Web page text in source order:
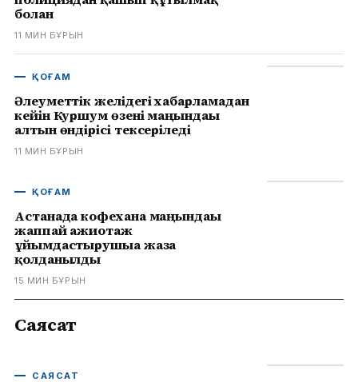
болған
11 МИН БҰРЫН
ҚОҒАМ
Әлеуметтік желідегі хабарламадан
кейін Куршум өзені маңындағы
алтын өндірісі тексеріледі
11 МИН БҰРЫН
ҚОҒАМ
Астанада кофехана маңындағы
жаппай ажиотаж
ұйымдастырушыға жаза
қолданылды
15 МИН БҰРЫН
Саясат
САЯСАТ